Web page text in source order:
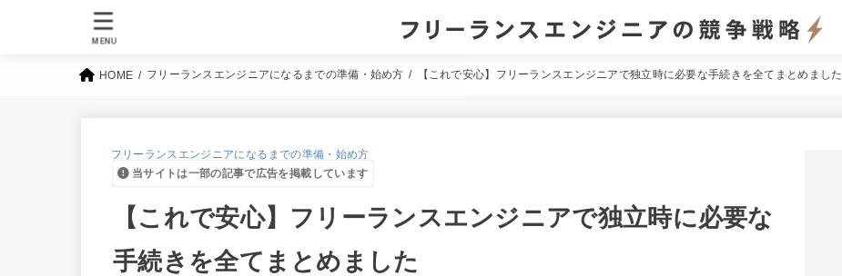
MENU
HOME フリーランスエンジニアになるまでの準備・始め方 【これで安心】フリーランスエンジニアで独立時に必要な手続きを全てまとめました
フリーランスエンジニアになるまでの準備・始め方
当サイトは一部の記事で広告を掲載しています
【これで安心】フリーランスエンジニアで独立時に必要な
手続きを全てまとめました